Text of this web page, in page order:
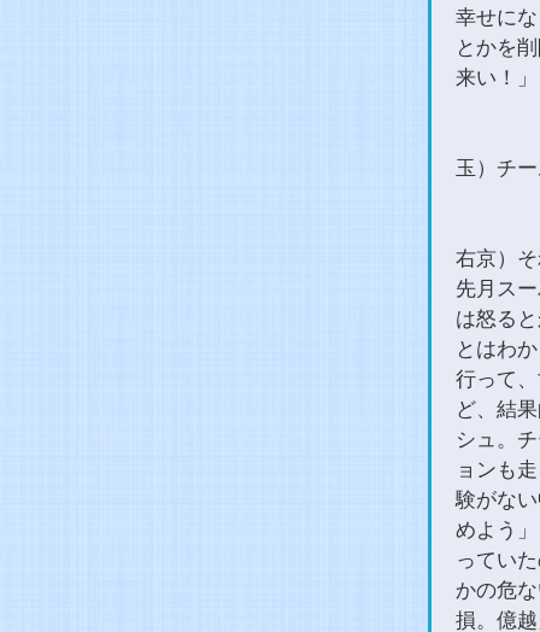
幸せに
とかを
来い！
玉）チ
右京）
先月ス
は怒る
とはわ
行って
ど、結
シュ。
ョンも
験がな
めよう
ってい
かの危
損。億